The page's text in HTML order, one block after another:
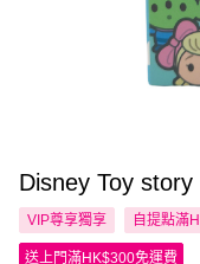
Disney Toy
VIP尊享獨享 自提點滿
送上門滿HK$300免運費